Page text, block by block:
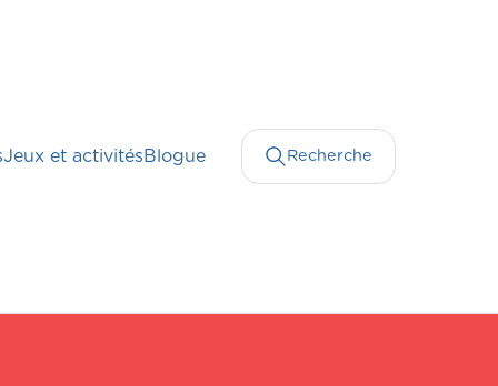
Jeux et activitésBlogue Recherche